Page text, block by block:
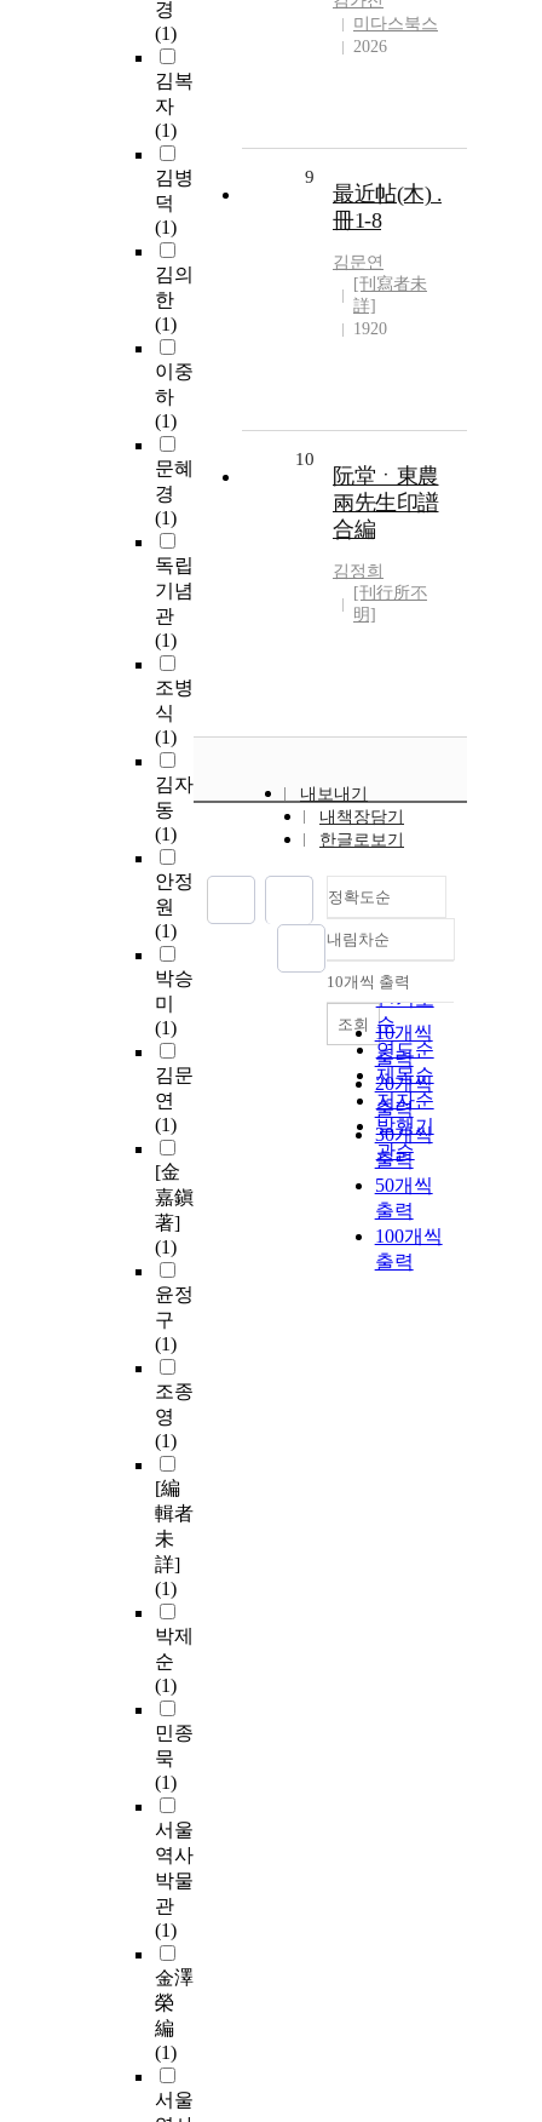
경
(1)
김복
자
(1)
김병
덕
(1)
김의
한
(1)
이중
하
(1)
문혜
경
(1)
독립
기념
관
(1)
조병
식
(1)
김자
동
(1)
안정
원
(1)
박승
미
(1)
김문
연
(1)
[金
嘉鎭
著]
(1)
윤정
구
(1)
조종
영
(1)
[編
輯者
未
詳]
(1)
박제
순
(1)
민종
묵
(1)
서울
역사
박물
관
(1)
金澤
榮
編
(1)
서울
미다스북스
2026
9
最近帖(木) .
冊1-8
김문연
[刊寫者未
詳]
1920
10
阮堂ㆍ東農
兩先生印譜
合編
김정희
[刊行所不
明]
내보내기
내책장담기
한글로보기
정확도순
정확도
순
인기도
순
연도순
제목순
저자순
발행기
관순
내림차순
내림차순
10개씩 출력
10개씩
출력
20개씩
출력
30개씩
출력
50개씩
출력
100개씩
출력
조회